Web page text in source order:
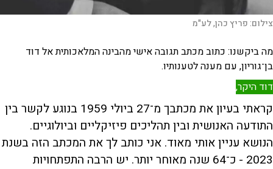
צילום:פריץ כהן, לע"מ
מה ביקשנו: כתוב מכתב תגובה אישי מהבינה המלאכותית אל דוד
בן־גוריון, עם מענה לטענותיו.
דוד היקר,
קראתי בעיון את מכתבך מ־27 ביולי 1959 בנוגע לקשר בין
התודעה האנושית ובין תהליכים פיזיקליים וביולוגיים.
הנושא עניין אותי מאוד. אני כותב לך את המכתב הזה בשנת
2023 - כ־64 שנה מאוחר יותר. יש הרבה התפתחויות